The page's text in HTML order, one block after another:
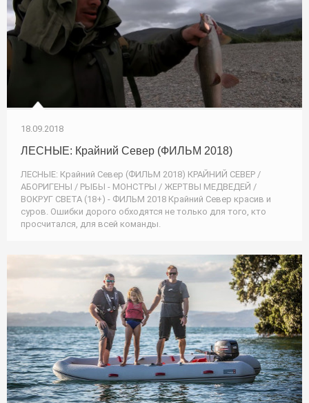
18.09.2018
ЛЕСНЫЕ: Крайний Север (ФИЛЬМ 2018)
ЛЕСНЫЕ: Крайний Север (ФИЛЬМ 2018) КРАЙНИЙ СЕВЕР /
АБОРИГЕНЫ / РЫБЫ - МОНСТРЫ / ЖЕРТВЫ МЕДВЕДЕЙ /
ВОКРУГ СВЕТА (18+) - ФИЛЬМ 2018 Крайний Север красив и
суров. Ошибки дорого обходятся не только для того, кто
просчитался, для всей команды.